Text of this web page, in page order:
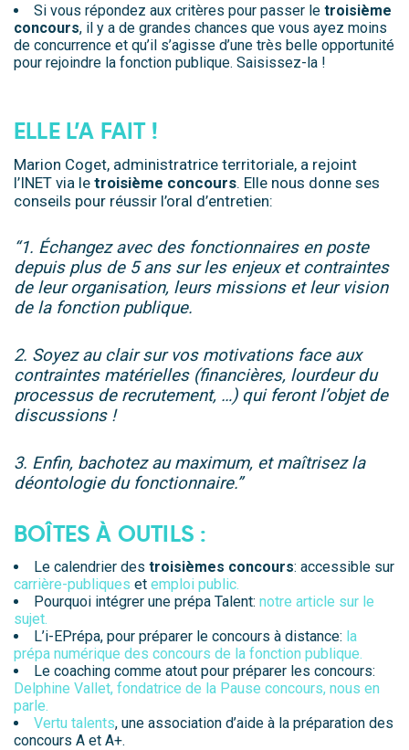
Si vous répondez aux critères pour passer le troisième
concours, il y a de grandes chances que vous ayez moins
de concurrence et qu’il s’agisse d’une très belle opportunité
pour rejoindre la fonction publique. Saisissez-la !
ELLE L’A FAIT !
Marion Coget, administratrice territoriale, a rejoint
l’INET via le troisième concours. Elle nous donne ses
conseils pour réussir l’oral d’entretien:
“1. Échangez avec des fonctionnaires en poste
depuis plus de 5 ans sur les enjeux et contraintes
de leur organisation, leurs missions et leur vision
de la fonction publique.
2. Soyez au clair sur vos motivations face aux
contraintes matérielles (financières, lourdeur du
processus de recrutement, …) qui feront l’objet de
discussions !
3. Enfin, bachotez au maximum, et maîtrisez la
déontologie du fonctionnaire.”
BOÎTES À OUTILS :
Le calendrier des troisièmes concours: accessible sur
carrière-publiques et emploi public.
Pourquoi intégrer une prépa Talent: notre article sur le
sujet.
L’i-EPrépa, pour préparer le concours à distance: la
prépa numérique des concours de la fonction publique.
Le coaching comme atout pour préparer les concours:
Delphine Vallet, fondatrice de la Pause concours, nous en
parle.
Vertu talents, une association d’aide à la préparation des
concours A et A+.